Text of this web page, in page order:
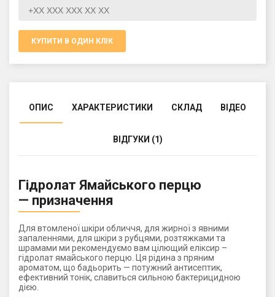
КУПИТИ В ОДИН КЛІК
ОПИС ХАРАКТЕРИСТИКИ СКЛАД ВІДЕО
ВІДГУКИ (1)
Гідролат Ямайського перцю
— призначення
Для втомленої шкіри обличчя, для жирної з явними
запаленнями, для шкіри з рубцями, розтяжками та
шрамами ми рекомендуємо вам цілющий еліксир –
гідролат ямайського перцю. Ця рідина з пряним
ароматом, що бадьорить — потужний антисептик,
ефективний тонік, славиться сильною бактерицидною
дією.